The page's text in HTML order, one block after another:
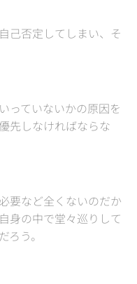
己否定してしまい、そ
っていないかの原因を
先しなければならな
要など全くないのだか
身の中で堂々巡りして
う。